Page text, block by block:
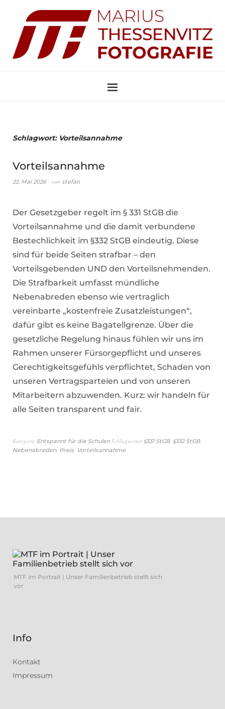
Schlagwort: Vorteilsannahme
Vorteilsannahme
22. Mai 2026 von stefan
Der Gesetzgeber regelt im § 331 StGB die
Vorteilsannahme und die damit verbundene
Bestechlichkeit im §332 StGB eindeutig. Diese
sind für beide Seiten strafbar – den
Vorteilsgebenden UND den Vorteilsnehmenden.
Die Strafbarkeit umfasst mündliche
Nebenabreden ebenso wie vertraglich
vereinbarte „kostenfreie Zusatzleistungen“,
dafür gibt es keine Bagatellgrenze. Über die
gesetzliche Regelung hinaus fühlen wir uns im
Rahmen unserer Fürsorgepflicht und unseres
Gerechtigkeitsgefühls verpflichtet, Schaden von
unseren Vertragsparteien und von unseren
Mitarbeitern abzuwenden. Kurz: wir handeln für
alle Seiten transparent und fair.
Kategorie Entspannt für die Schulen Schlagwörter §331 StGB, §332 StGB,
Nebenabreden, Preis Vorteilsannahme
MTF im Portrait | Unser Familienbetrieb stellt sich
vor
Info
Kontakt
Impressum